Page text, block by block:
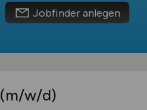
Jobfinder anlegen
(m/w/d)